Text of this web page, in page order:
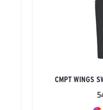
CMPT WINGS